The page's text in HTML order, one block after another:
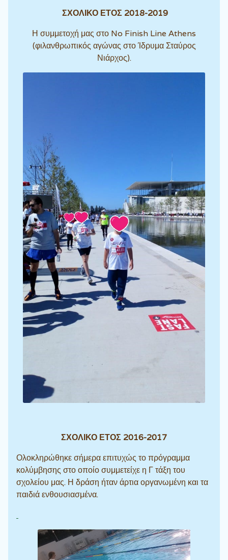
ΣΧΟΛΙΚΟ ΕΤΟΣ 2018-2019
Η συμμετοχή μας στο No Finish Line Athens
(φιλανθρωπικός αγώνας στο Ίδρυμα Σταύρος
Νιάρχος).
ΣΧΟΛΙΚΟ ΕΤΟΣ 2016-2017
Ολοκληρώθηκε σήμερα επιτυχώς το πρόγραμμα
κολύμβησης στο οποίο συμμετείχε η Γ τάξη του
σχολείου μας. Η δράση ήταν άρτια οργανωμένη και τα
παιδιά ενθουσιασμένα.